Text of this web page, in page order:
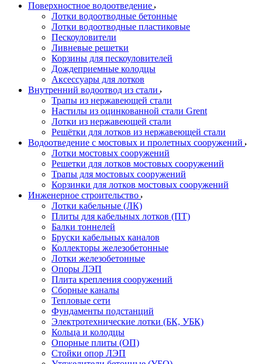
Поверхностное водоотведение
Лотки водоотводные бетонные
Лотки водоотводные пластиковые
Пескоуловители
Ливневые решетки
Корзины для пескоуловителей
Дождеприемные колодцы
Аксессуары для лотков
Внутренний водоотвод из стали
Трапы из нержавеющей стали
Настилы из оцинкованной стали Grent
Лотки из нержавеющей стали
Решётки для лотков из нержавеющей стали
Водоотведение с мостовых и пролетных сооружений
Лотки мостовых сооружений
Решетки для лотков мостовых сооружений
Трапы для мостовых сооружений
Корзинки для лотков мостовых сооружений
Инженерное строительство
Лотки кабельные (ЛК)
Плиты для кабельных лотков (ПТ)
Балки тоннелей
Бруски кабельных каналов
Коллекторы железобетонные
Лотки железобетонные
Опоры ЛЭП
Плита крепления сооружений
Сборные каналы
Тепловые сети
Фундаменты подстанций
Электротехнические лотки (БК, УБК)
Кольца и колодцы
Опорные плиты (ОП)
Стойки опор ЛЭП